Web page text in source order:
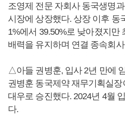
조영제 전문 자회사 동국생명
시장에 상장했다. 상장 이후 동
1%에서 39.50%로 낮아졌지만
배력을 유지하며 연결 종속회
△아들 권병훈, 입사 2년 만에
권병훈 동국제약 재무기획실
대우로 승진했다. 2024년 4월
다.